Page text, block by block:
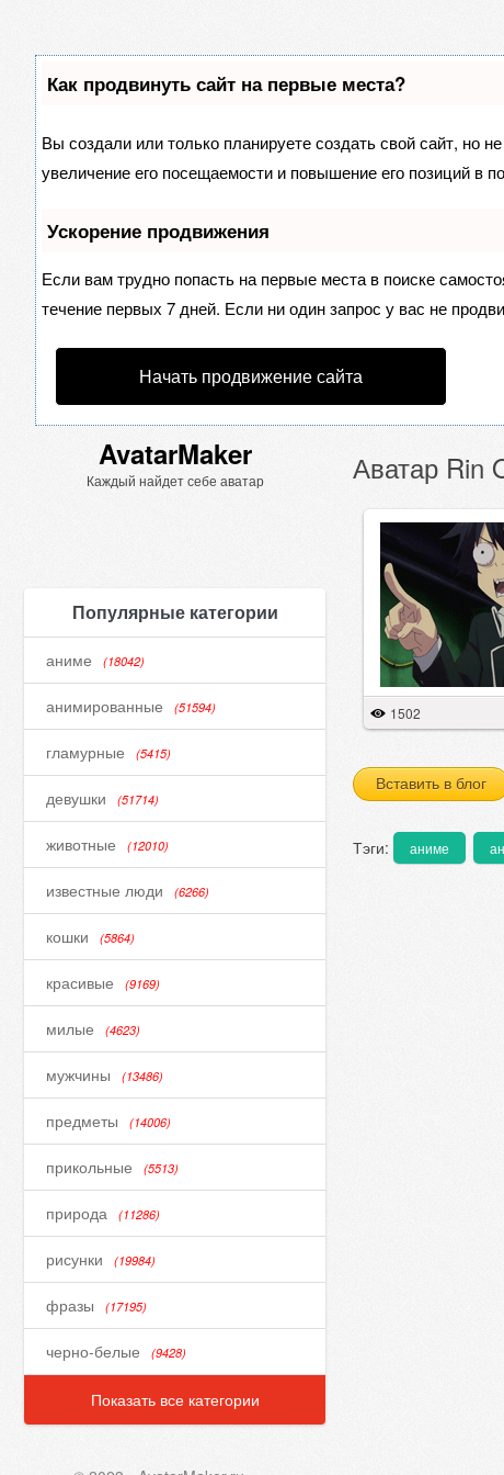
Как продвинуть сайт на первые места?
Вы создали или только планируете создать свой сайт, но
увеличение его посещаемости и повышение его позиций в
Ускорение продвижения
Если вам трудно попасть на первые места в поиске
течение первых 7 дней. Если ни один запрос у вас не
Начать продвижение сайта
AvatarMaker
Каждый найдет себе аватар
Популярные категории
аниме (18042)
анимированные (51594)
гламурные (5415)
девушки (51714)
животные (12010)
известные люди (6266)
кошки (5864)
красивые (9169)
милые (4623)
мужчины (13486)
предметы (14006)
прикольные (5513)
природа (11286)
рисунки (19984)
фразы (17195)
черно-белые (9428)
Показать все категории
Аватар Rin
1502
Вставить в блог
Тэги: аниме